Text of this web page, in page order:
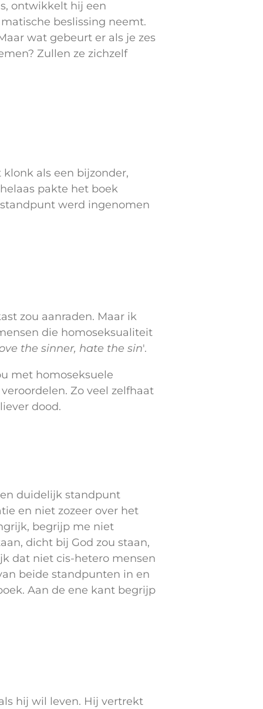
ontwikkelt hij een
beslissing neemt.
wat gebeurt er als je zes
Zullen ze zichzelf
als een bijzonder,
pakte het boek
werd ingenomen
zou aanraden. Maar ik
die homoseksualiteit
the sinner, hate the sin'.
met homoseksuele
Zo veel zelfhaat
dood.
duidelijk standpunt
en niet zozeer over het
begrijp me niet
dicht bij God zou staan,
dat niet cis-hetero mensen
beide standpunten in en
Aan de ene kant begrijp
hij wil leven. Hij vertrekt